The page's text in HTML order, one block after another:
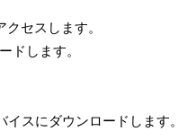
セスします。
ドします。
スにダウンロードします。